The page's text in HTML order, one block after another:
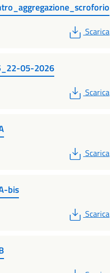
PDF
Scarica
05-2026
PDF
Scarica
PDF
Scarica
bis
PDF
Scarica